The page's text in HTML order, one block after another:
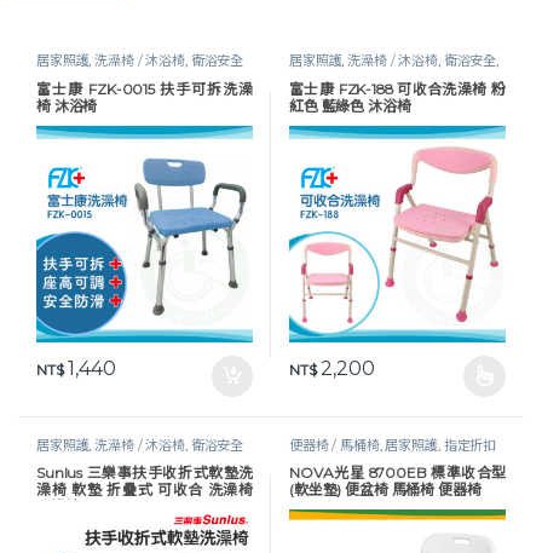
居家照護,洗澡椅 / 沐浴椅, 衛浴安全
富士康 FZK-0015 扶手可拆洗澡
椅 沐浴椅
NT$1,440
居家照護,洗澡椅 / 沐浴椅, 衛浴安全,
衛浴輔具,長照專區
富士康 FZK-188 可收合洗澡椅 粉
紅色 藍綠色 沐浴椅
NT$2,200
居家照護,洗澡椅 / 沐浴椅, 衛浴安全
Sunlus 三樂事扶手收折式軟墊洗
澡椅 軟墊 折疊式 可收合 洗澡椅
便器椅 / 馬桶椅, 居家照護, 指定折扣
商品, 衛浴安全
NOVA光星 8700EB 標準收合型
(軟坐墊) 便盆椅 馬桶椅 便器椅